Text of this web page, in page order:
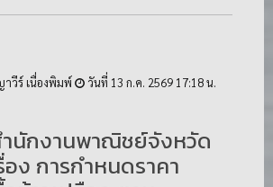
วีร์ เนื่องพิมพ์ วันที่ 13 ก.ค. 2569 17:18 น.
ำนักงานพาณิชย์จังหวัด
ง การกำหนดราคา